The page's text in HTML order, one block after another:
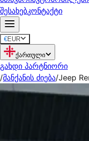
შესახებკონტაქტი
€EUR
ქართული
გახდი პარტნიორი
/მანქანის ძიება/Jeep